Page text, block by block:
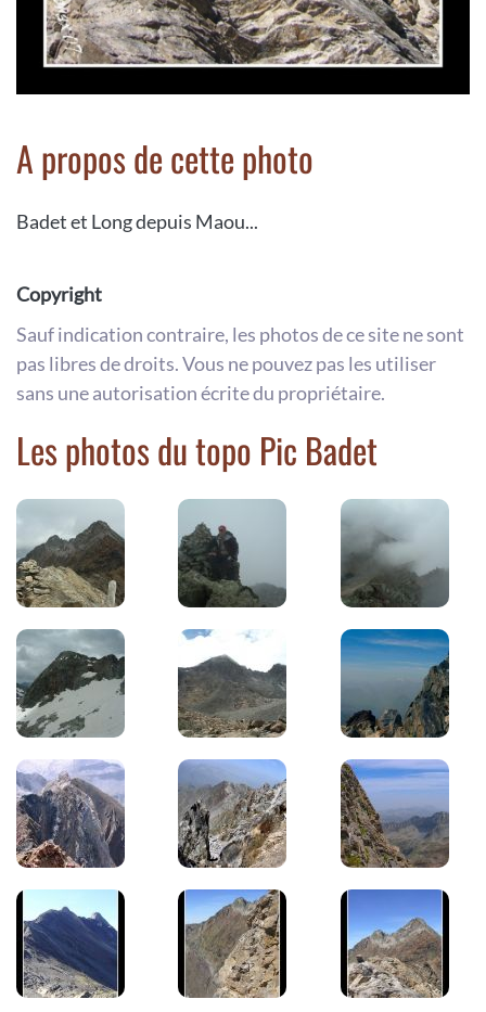
A propos de cette photo
Badet et Long depuis Maou...
Copyright
Sauf indication contraire, les photos de ce site ne sont
pas libres de droits. Vous ne pouvez pas les utiliser
sans une autorisation écrite du propriétaire.
Les photos du topo Pic Badet